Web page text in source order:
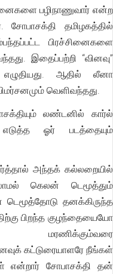
பழிநாணுவார் என்ற
தமிழகத்தில்
பிரச்சினைகளை
இதைப்பற்றி “வினவு”
ஆதில் லீனா
வெளிவந்தது.
லண்டனில் கார்ல்
ஓர் படத்தையும்
அந்தக் கல்லறையில்
கெலன் டெமூத்தும்
டெமூத்தோடு தனக்கிருந்த
பிறந்த குழந்தையையோ
கட்டுரையாளரே நீங்கள்
என்றார் சோபாசக்தி தன்